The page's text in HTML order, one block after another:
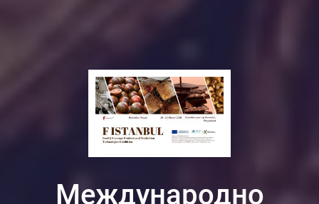
Международно